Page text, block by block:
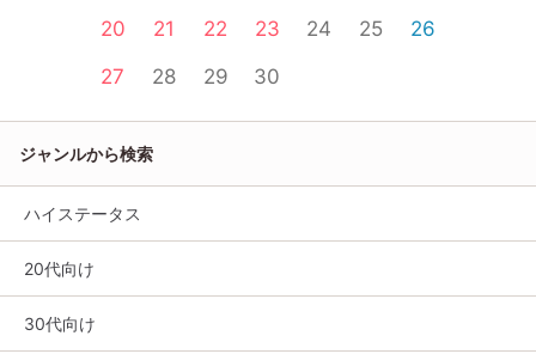
20
21 22 23 24 25
26
27
28 29 30
ジャンルから検索
ハイステータス
20代向け
30代向け